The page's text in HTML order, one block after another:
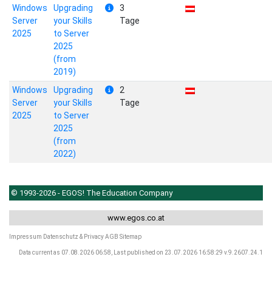
Windows
Server
2025
Upgrading
your Skills
to Server
2025
(from
2019)
3
Tage
Windows
Server
2025
Upgrading
your Skills
to Server
2025
(from
2022)
2
Tage
© 1993-2026 - EGOS! The Education Company
www.egos.co.at
Impressum Datenschutz & PrivacyAGB Sitemap
Data current as 07.08.2026 06:58, Last published on 23.07.2026 16:58:29 v.9.2607.24.1